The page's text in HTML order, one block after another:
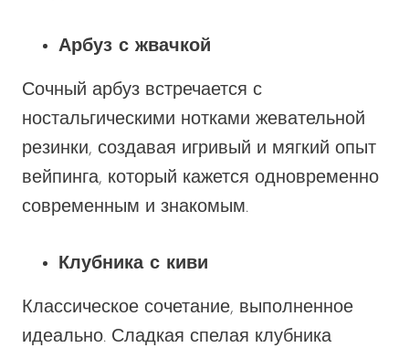
Арбуз с жвачкой
Сочный арбуз встречается с
ностальгическими нотками жевательной
резинки, создавая игривый и мягкий опыт
вейпинга, который кажется одновременно
современным и знакомым.
Клубника с киви
Классическое сочетание, выполненное
идеально. Сладкая спелая клубника